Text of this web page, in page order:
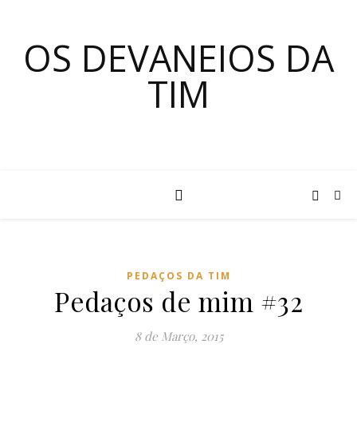
OS DEVANEIOS DA
TIM
PEDAÇOS DA TIM
Pedaços de mim #32
8 de Março, 2015